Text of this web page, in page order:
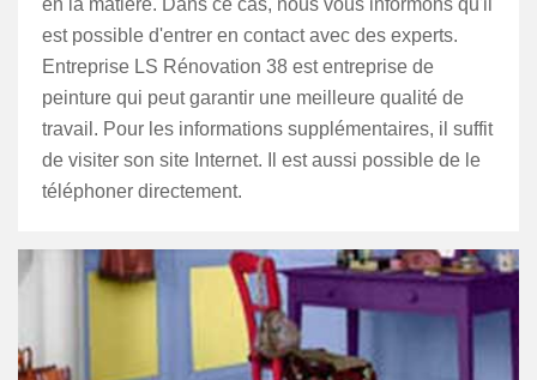
en la matière. Dans ce cas, nous vous informons qu'il
est possible d'entrer en contact avec des experts.
Entreprise LS Rénovation 38 est entreprise de
peinture qui peut garantir une meilleure qualité de
travail. Pour les informations supplémentaires, il suffit
de visiter son site Internet. Il est aussi possible de le
téléphoner directement.